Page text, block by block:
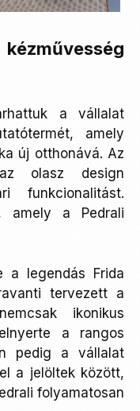
a vállalat
amely
új otthonává. Az
olasz design
funkcionalitást.
amely a Pedrali
a legendás Frida
tervezett a
ikonikus
a rangos
pedig a vállalat
a jelöltek között,
folyamatosan